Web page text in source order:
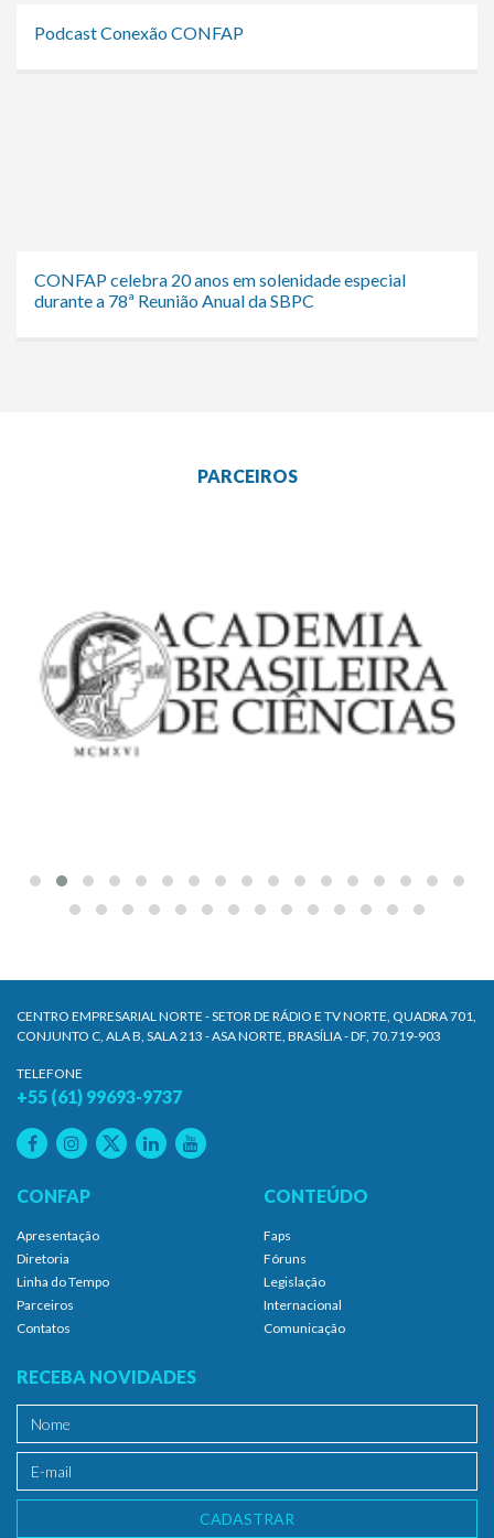
Podcast Conexão CONFAP
CONFAP celebra 20 anos em solenidade especial
durante a 78ª Reunião Anual da SBPC
PARCEIROS
CENTRO EMPRESARIAL NORTE - SETOR DE RÁDIO E TV NORTE, QUADRA 701,
CONJUNTO C, ALA B, SALA 213 - ASA NORTE, BRASÍLIA - DF, 70.719-903
TELEFONE
+55 (61) 99693-9737
CONFAP
Apresentação
Diretoria
Linha do Tempo
Parceiros
Contatos
CONTEÚDO
Faps
Fóruns
Legislação
Internacional
Comunicação
RECEBA NOVIDADES
CADASTRAR